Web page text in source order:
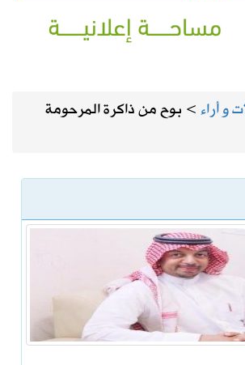
و أراء> بوح من ذاكرة المرحومة